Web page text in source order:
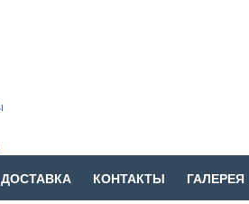
ДОСТАВКА КОНТАКТЫ ГАЛЕРЕЯ